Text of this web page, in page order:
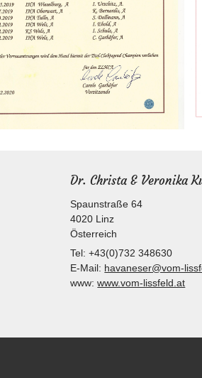
Dr. Christa & Veronika
Spaunstraße 64
4020 Linz
Österreich
Tel:+43(0)732 348630
E-Mail: havaneser@vom-
www:www.vom-lissfeld.at